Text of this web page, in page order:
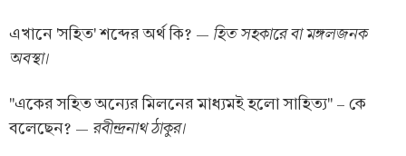
এখানে 'সহিত' শব্দের অর্থ কি? — হিত সহকারে বা মঙ্গলজনক
অবস্থা।
"একের সহিত অন্যের মিলনের মাধ্যমই হলো সাহিত্য" – কে
বলেছেন? — রবীন্দ্রনাথ ঠাকুর।